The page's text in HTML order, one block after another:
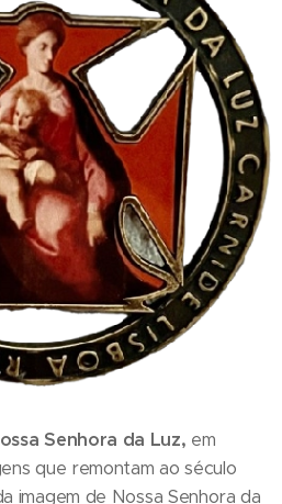
Senhora da Luz, em
que remontam ao século
imagem de Nossa Senhora da